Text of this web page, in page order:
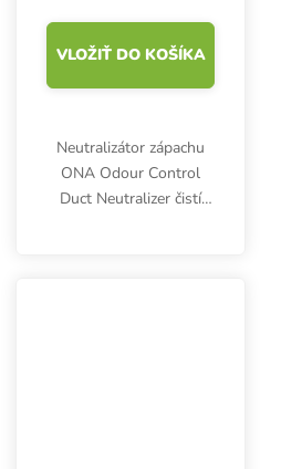
VLOŽIŤ DO KOŠÍKA
Neutralizátor zápachu
ONA Odour Control
Duct Neutralizer čistí